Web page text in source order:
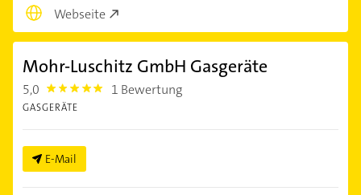
Webseite
Mohr-Luschitz GmbH Gasgeräte
5,0 5.0 1 Bewertung
GASGERÄTE
E-Mail